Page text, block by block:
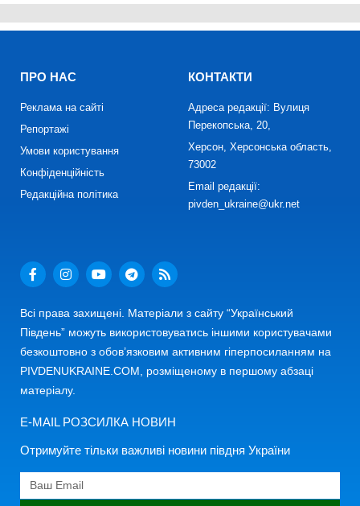
ПРО НАС
Реклама на сайті
Репортажі
Умови користування
Конфіденційність
Редакційна політика
КОНТАКТИ
Адреса редакції: Вулиця
Перекопська, 20,
Херсон, Херсонська область,
73002
Email редакції:
pivden_ukraine@ukr.net
Всі права захищені. Матеріали з сайту “Український
Південь” можуть використовуватись іншими користувачами
безкоштовно з обов’язковим активним гіперпосиланням на
PIVDENUKRAINE.COM, розміщеному в першому абзаці
матеріалу.
E-MAIL РОЗСИЛКА НОВИН
Отримуйте тільки важливі новини півдня України